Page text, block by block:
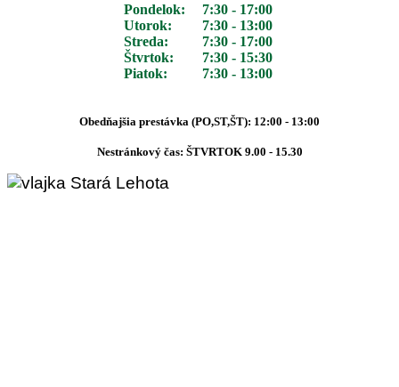
Pondelok:
Utorok:
Streda:
Štvrtok:
Piatok:
7:30 - 17:00
7:30 - 13:00
7:30 - 17:00
7:30 - 15:30
7:30 - 13:00
Obedňajšia prestávka (PO,ST,ŠT): 12:00 - 13:00
Nestránkový čas: ŠTVRTOK 9.00 - 15.30